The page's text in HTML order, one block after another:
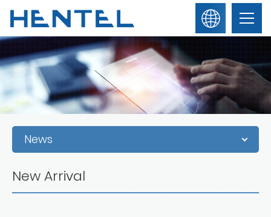
About Us
繁
體
中
文
English
News
New Arrival